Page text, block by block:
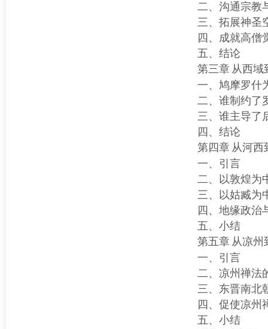
二、沟通宗教
三、拓展神圣
四、成就高僧
五、结论
第三章 从西域
一、鸠摩罗什
二、谁制约了
三、谁主导了
四、结论
第四章 从河西
一、引言
二、以敦煌为
三、以姑臧为
四、地缘政治
五、小结
第五章 从凉州
一、引言
二、凉州禅法
三、东晋南北
四、促使凉州
五、小结